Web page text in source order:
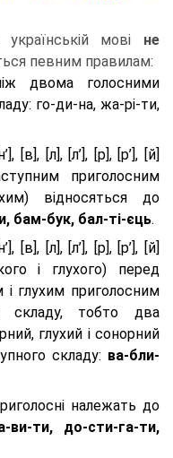
мові не
певним правилам:
двома голосними
го-ди-на, жа-рі-ти,
[в], [л], [л’], [р], [р’], [й]
приголосним
відносяться до
бам-бук, бал-ті-єць.
[в], [л], [л’], [р], [р’], [й]
і глухого) перед
і глухим приголосним
складу, тобто два
глухий і сонорний
складу: ва-бли-
належать до
ви-ти, до-сти-га-ти,